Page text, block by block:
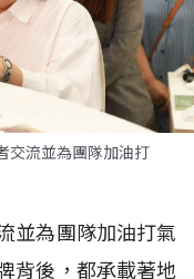
交流並為團隊加油打
並為團隊加油打氣
背後，都承載著地